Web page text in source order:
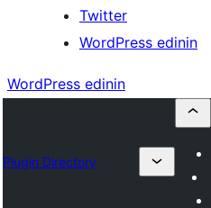
Twitter
WordPress edinin
WordPress edinin
Plugin Directory